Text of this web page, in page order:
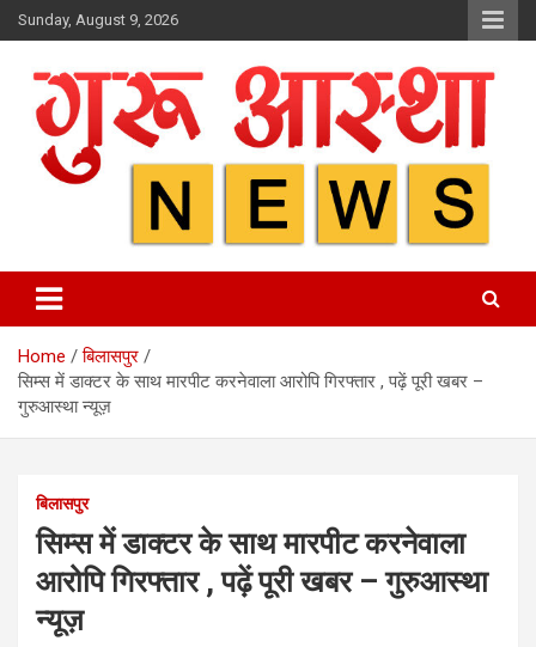
Skip
to
Sunday, August 9, 2026
Home
बिलासपुर
सिम्स में डाक्टर के साथ मारपीट करनेवाला आरोपि गिरफ्तार , पढ़ें पूरी खबर –
गुरुआस्था न्यूज़
बिलासपुर
सिम्स में डाक्टर के साथ मारपीट करनेवाला
आरोपि गिरफ्तार , पढ़ें पूरी खबर – गुरुआस्था
न्यूज़